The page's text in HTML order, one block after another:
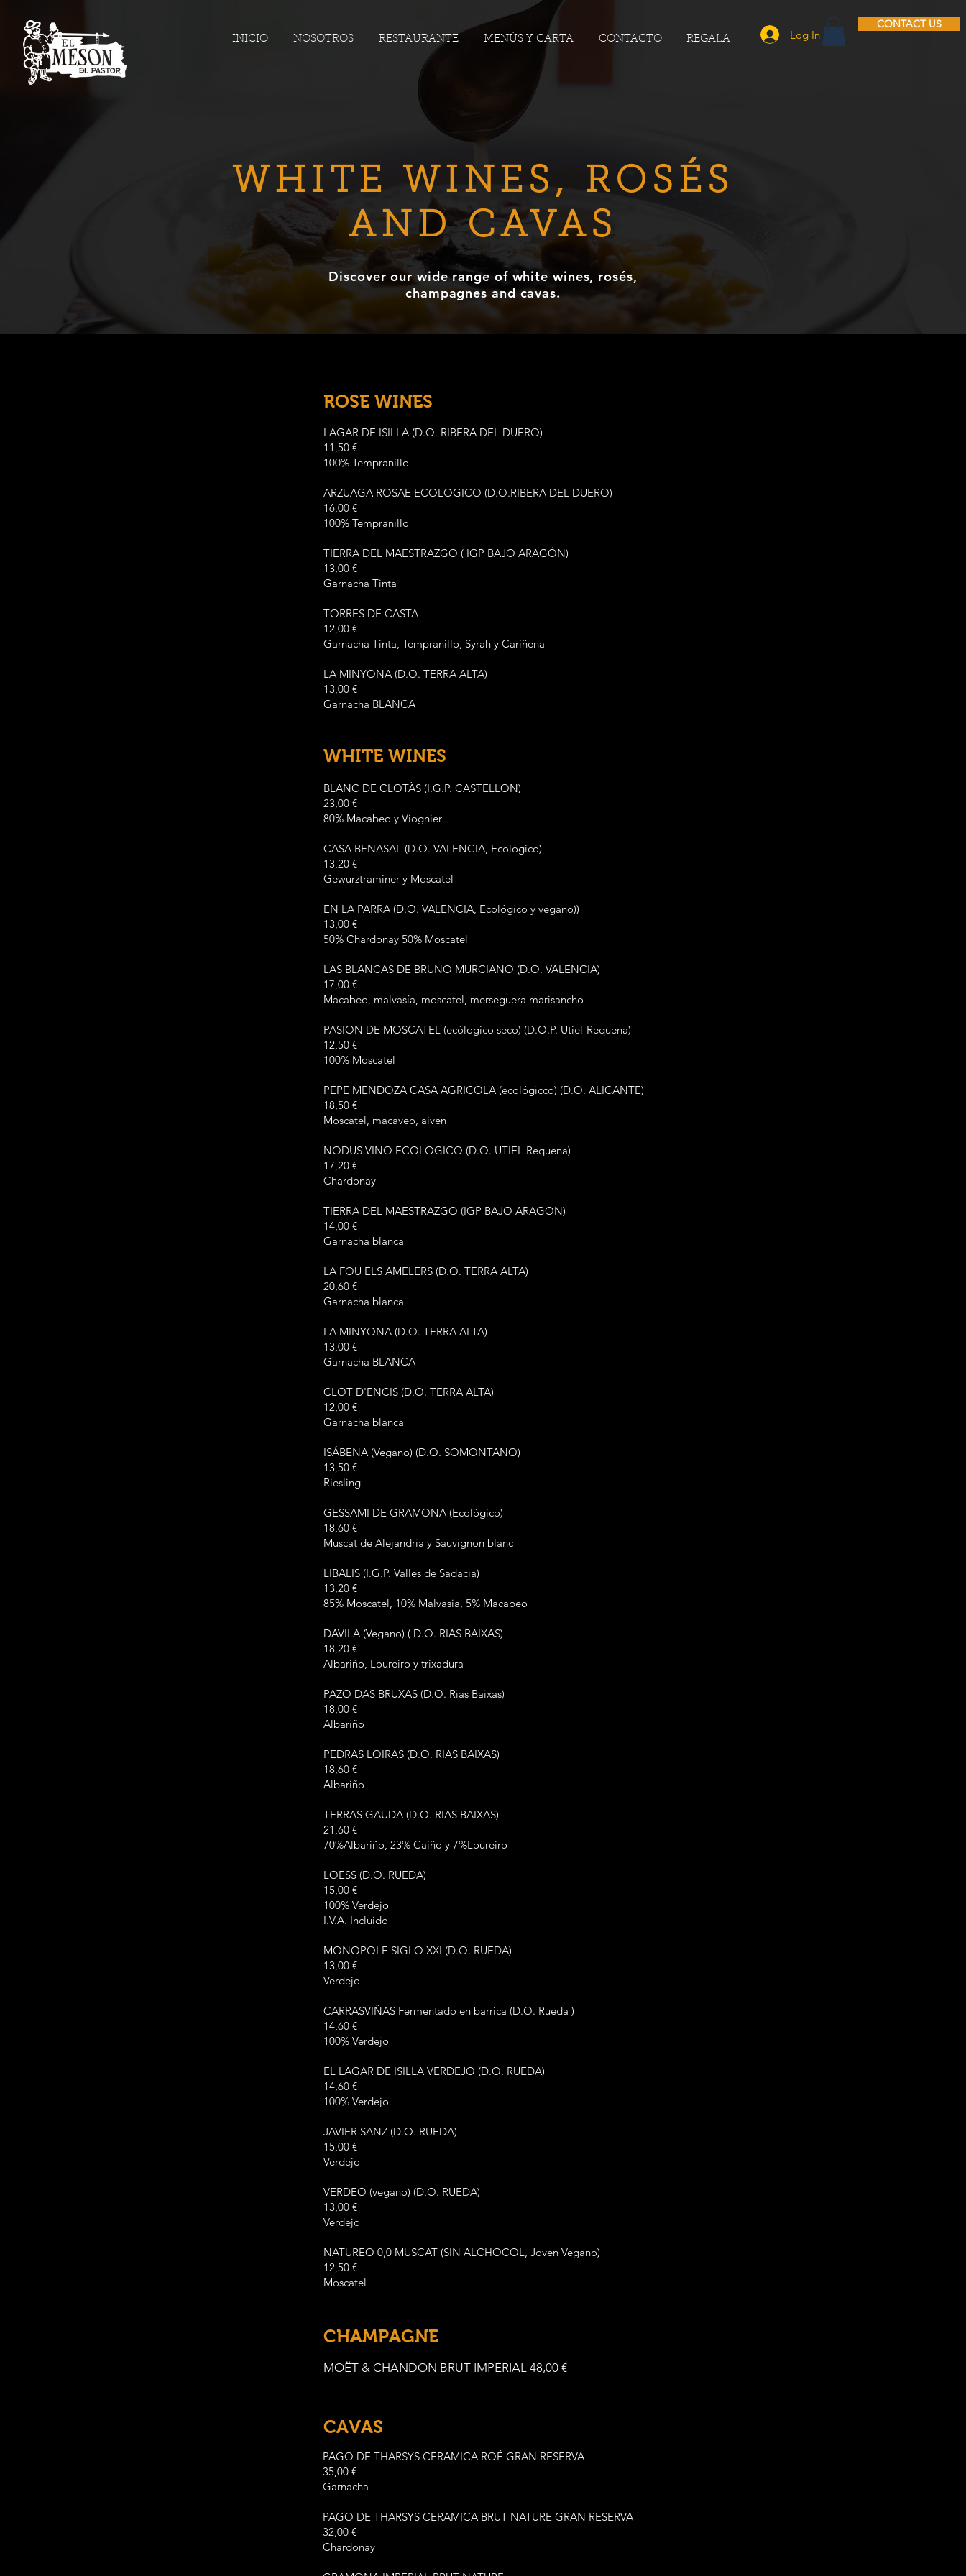
INICIO NOSOTROS RESTAURANTE MENÚS Y CARTA CONTACTO REGALA Log In
CONTACT US
WHITE WINES, ROSÉS
AND CAVAS
Discover our wide range of white wines, rosés,
champagnes and cavas.
ROSE WINES
LAGAR DE ISILLA (D.O. RIBERA DEL DUERO)
11,50 €
100% Tempranillo
ARZUAGA ROSAE ECOLOGICO (D.O.RIBERA DEL DUERO)
16,00 €
100% Tempranillo
TIERRA DEL MAESTRAZGO ( IGP BAJO ARAGÓN)
13,00 €
Garnacha Tinta
TORRES DE CASTA
12,00 €
Garnacha Tinta, Tempranillo, Syrah y Cariñena
LA MINYONA (D.O. TERRA ALTA)
13,00 €
Garnacha BLANCA
WHITE WINES
BLANC DE CLOTÀS (I.G.P. CASTELLON)
23,00 €
80% Macabeo y Viognier
CASA BENASAL (D.O. VALENCIA, Ecológico)
13,20 €
Gewurztraminer y Moscatel
EN LA PARRA (D.O. VALENCIA, Ecológico y vegano))
13,00 €
50% Chardonay 50% Moscatel
LAS BLANCAS DE BRUNO MURCIANO (D.O. VALENCIA)
17,00 €
Macabeo, malvasía, moscatel, merseguera marisancho
PASION DE MOSCATEL (ecólogico seco) (D.O.P. Utiel-Requena)
12,50 €
100% Moscatel
PEPE MENDOZA CASA AGRICOLA (ecológicco) (D.O. ALICANTE)
18,50 €
Moscatel, macaveo, aiven
NODUS VINO ECOLOGICO (D.O. UTIEL Requena)
17,20 €
Chardonay
TIERRA DEL MAESTRAZGO (IGP BAJO ARAGON)
14,00 €
Garnacha blanca
LA FOU ELS AMELERS (D.O. TERRA ALTA)
20,60 €
Garnacha blanca
LA MINYONA (D.O. TERRA ALTA)
13,00 €
Garnacha BLANCA
CLOT D'ENCIS (D.O. TERRA ALTA)
12,00 €
Garnacha blanca
ISÁBENA (Vegano) (D.O. SOMONTANO)
13,50 €
Riesling
GESSAMI DE GRAMONA (Ecológico)
18,60 €
Muscat de Alejandria y Sauvignon blanc
LIBALIS (I.G.P. Valles de Sadacia)
13,20 €
85% Moscatel, 10% Malvasia, 5% Macabeo
DAVILA (Vegano) ( D.O. RIAS BAIXAS)
18,20 €
Albariño, Loureiro y trixadura
PAZO DAS BRUXAS (D.O. Rias Baixas)
18,00 €
Albariño
PEDRAS LOIRAS (D.O. RIAS BAIXAS)
18,60 €
Albariño
TERRAS GAUDA (D.O. RIAS BAIXAS)
21,60 €
70%Albariño, 23% Caiño y 7%Loureiro
LOESS (D.O. RUEDA)
15,00 €
100% Verdejo
I.V.A. Incluido
MONOPOLE SIGLO XXI (D.O. RUEDA)
13,00 €
Verdejo
CARRASVIÑAS Fermentado en barrica (D.O. Rueda )
14,60 €
100% Verdejo
EL LAGAR DE ISILLA VERDEJO (D.O. RUEDA)
14,60 €
100% Verdejo
JAVIER SANZ (D.O. RUEDA)
15,00 €
Verdejo
VERDEO (vegano) (D.O. RUEDA)
13,00 €
Verdejo
NATUREO 0,0 MUSCAT (SIN ALCHOCOL, Joven Vegano)
12,50 €
Moscatel
CHAMPAGNE
MOËT & CHANDON BRUT IMPERIAL 48,00 €
CAVAS
PAGO DE THARSYS CERAMICA ROÉ GRAN RESERVA
35,00 €
Garnacha
PAGO DE THARSYS CERAMICA BRUT NATURE GRAN RESERVA
32,00 €
Chardonay